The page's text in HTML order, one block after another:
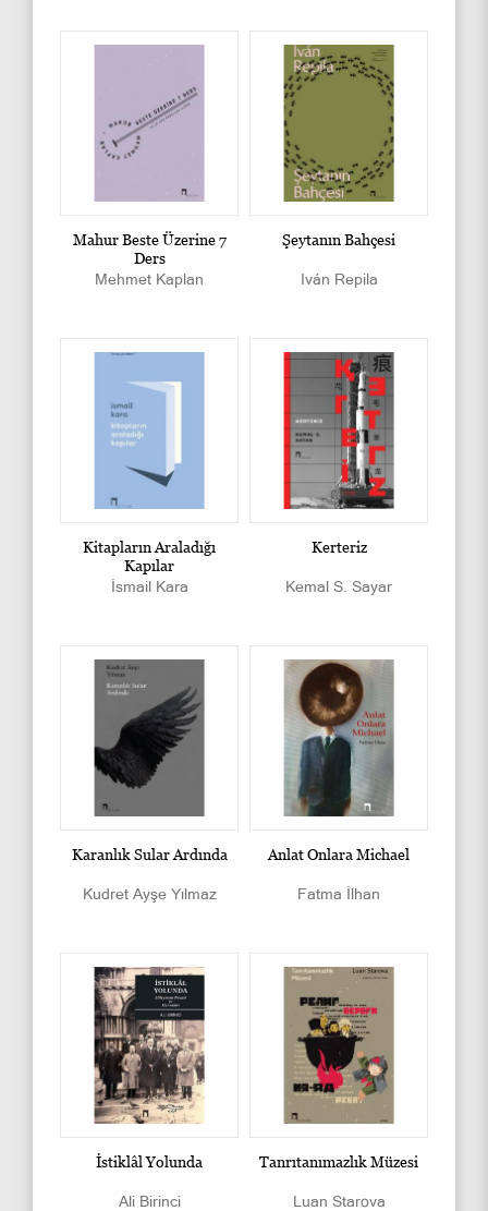
Mahur Beste Üzerine 7
Ders
Mehmet Kaplan
Şeytanın Bahçesi
Iván Repila
Kitapların Araladığı
Kapılar
İsmail Kara
Kerteriz
Kemal S. Sayar
Karanlık Sular Ardında
Kudret Ayşe Yılmaz
Anlat Onlara Michael
Fatma İlhan
İstiklâl Yolunda
Ali Birinci
Tanrıtanımazlık Müzesi
Luan Starova